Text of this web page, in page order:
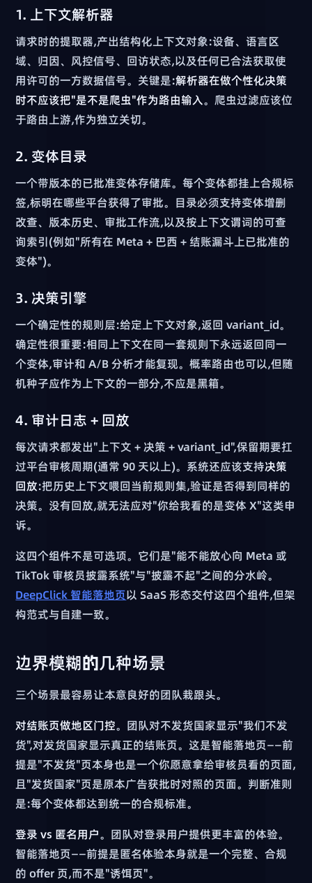
1. 上下文解析器
请求时的提取器,产出结构化上下文对象:设备、语言区
域、归因、风控信号、回访状态,以及任何已合法获取使
用许可的一方数据信号。关键是:解析器在做个性化决策
时不应该把"是不是爬虫"作为路由输入。爬虫过滤应该位
于路由上游,作为独立关切。
2. 变体目录
一个带版本的已批准变体存储库。每个变体都挂上合规标
签,标明在哪些平台获得了审批。目录必须支持变体增删
改查、版本历史、审批工作流,以及按上下文谓词的可查
询索引(例如"所有在 Meta + 巴西 + 结账漏斗上已批准的
变体")。
3. 决策引擎
一个确定性的规则层:给定上下文对象,返回 variant_id。
确定性很重要:相同上下文在同一套规则下永远返回同一
个变体,审计和 A/B 分析才能复现。概率路由也可以,但随
机种子应作为上下文的一部分,不应是黑箱。
4. 审计日志 + 回放
每次请求都发出"上下文 + 决策 + variant_id",保留期要扛
过平台审核周期(通常 90 天以上)。系统还应该支持决策
回放:把历史上下文喂回当前规则集,验证是否得到同样的
决策。没有回放,就无法应对"你给我看的是变体 X"这类申
诉。
这四个组件不是可选项。它们是"能不能放心向 Meta 或
TikTok 审核员披露系统"与"披露不起"之间的分水岭。
DeepClick 智能落地页以 SaaS 形态交付这四个组件,但架
构范式与自建一致。
边界模糊的几种场景
三个场景最容易让本意良好的团队栽跟头。
对结账页做地区门控。团队对不发货国家显示"我们不发
货",对发货国家显示真正的结账页。这是智能落地页——前
提是"不发货"页本身也是一个你愿意拿给审核员看的页面,
且"发货国家"页是原本广告获批时对照的页面。判断准则
是:每个变体都达到统一的合规标准。
登录 vs 匿名用户。团队对登录用户提供更丰富的体验。
智能落地页——前提是匿名体验本身就是一个完整、合规
的 offer 页,而不是"诱饵页"。